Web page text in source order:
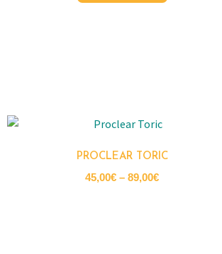
PROCLEAR TORIC
45,00€ – 89,00€